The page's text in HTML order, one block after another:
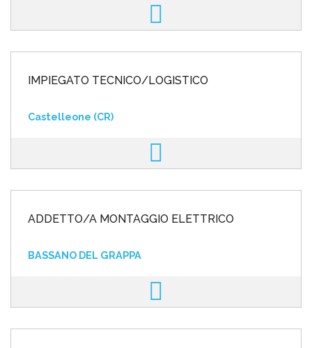
IMPIEGATO TECNICO/LOGISTICO
Castelleone (CR)
ADDETTO/A MONTAGGIO ELETTRICO
BASSANO DEL GRAPPA